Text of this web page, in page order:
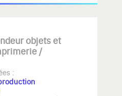
objets et
/
: